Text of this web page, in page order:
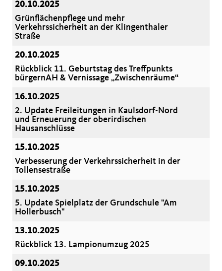
20.10.2025
Grünflächenpflege und mehr
Verkehrssicherheit an der Klingenthaler
Straße
20.10.2025
Rückblick 11. Geburtstag des Treffpunkts
bürgernAH & Vernissage „Zwischenräume“
16.10.2025
2. Update Freileitungen in Kaulsdorf-Nord
und Erneuerung der oberirdischen
Hausanschlüsse
15.10.2025
Verbesserung der Verkehrssicherheit in der
Tollensestraße
15.10.2025
5. Update Spielplatz der Grundschule "Am
Hollerbusch"
13.10.2025
Rückblick 13. Lampionumzug 2025
09.10.2025